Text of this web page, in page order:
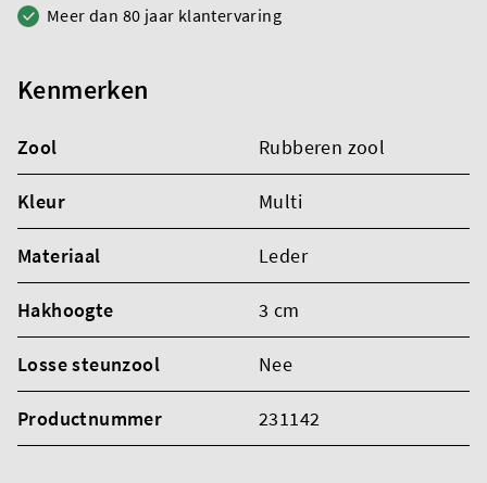
Meer dan 80 jaar klantervaring
Kenmerken
Zool Rubberen zool
Kleur Multi
Materiaal Leder
Hakhoogte 3 cm
Losse steunzool Nee
Productnummer 231142